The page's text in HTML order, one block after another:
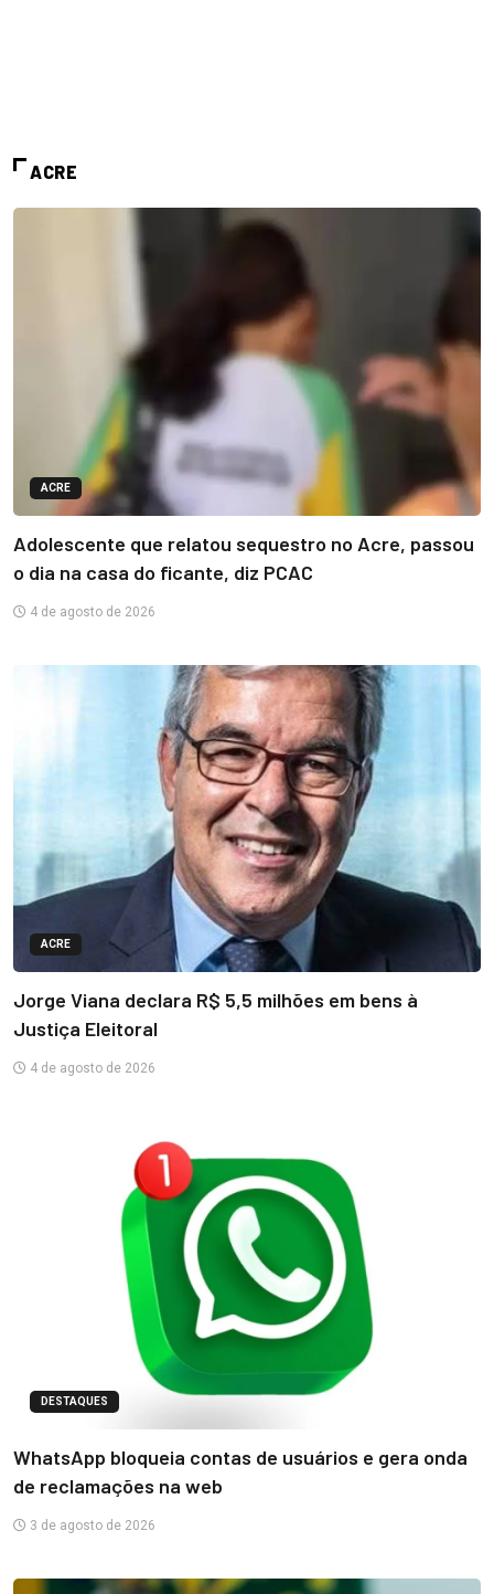
ACRE
ACRE
Adolescente que relatou sequestro no Acre, passou
o dia na casa do ficante, diz PCAC
4 de agosto de 2026
ACRE
Jorge Viana declara R$ 5,5 milhões em bens à
Justiça Eleitoral
4 de agosto de 2026
DESTAQUES
WhatsApp bloqueia contas de usuários e gera onda
de reclamações na web
3 de agosto de 2026